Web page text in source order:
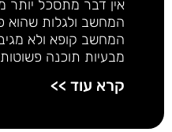
אין דבר מתסכל
המחשב ולגלות שהוא
המחשב קופא ולא
מבעיות תוכנה פשוטות
קרא עוד >>